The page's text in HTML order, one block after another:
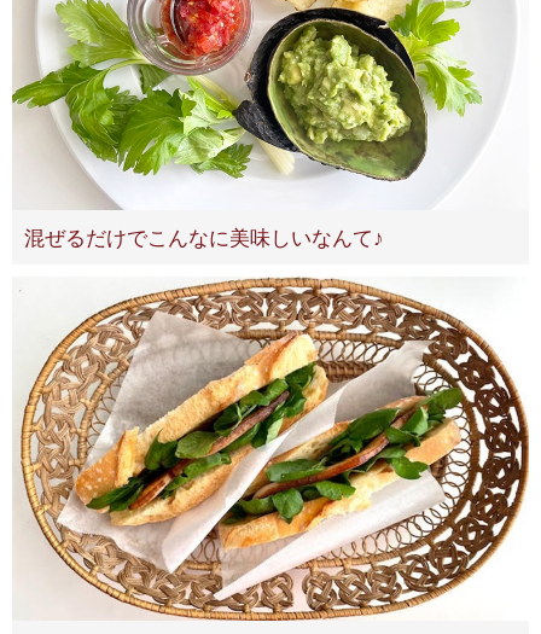
混ぜるだけでこんなに美味しいなんて♪